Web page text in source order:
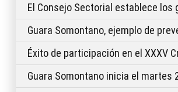
El Consejo Sectorial establece
Guara Somontano, ejemplo de
Éxito de participación en el XXXV
Guara Somontano inicia el martes